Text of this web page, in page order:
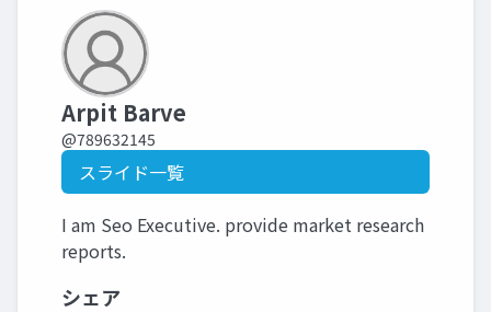
Arpit Barve
@789632145
スライド一覧
I am Seo Executive. provide market research
reports.
シェア